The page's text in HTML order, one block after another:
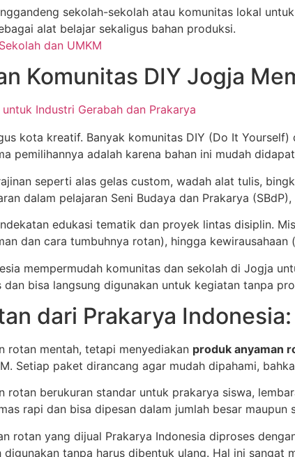
sekolah-sekolah atau komunitas lokal
alat belajar sekaligus bahan produksi.
Komunitas DIY Jogja
Industri Gerabah dan Prakarya
kota kreatif. Banyak komunitas DIY (Do It
pemilihannya adalah karena bahan ini mudah
seperti alas gelas custom, wadah alat tulis,
dalam pelajaran Seni Budaya dan Prakarya
edukasi tematik dan proyek lintas disiplin.
dan cara tumbuhnya rotan), hingga
mempermudah komunitas dan sekolah di Jogja
bisa langsung digunakan untuk kegiatan tanpa
dari Prakarya
rotan mentah, tetapi menyediakan produk anyaman
Setiap paket dirancang agar mudah dipahami,
berukuran standar untuk prakarya siswa,
rapi dan bisa dipesan dalam jumlah besar maupun
rotan yang dijual Prakarya Indonesia diproses
digunakan tanpa harus dibentuk ulang. Hal ini